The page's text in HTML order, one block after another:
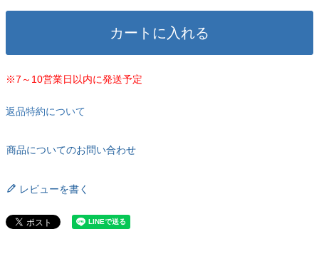
カートに入れる
※7～10営業日以内に発送予定
返品特約について
商品についてのお問い合わせ
レビューを書く